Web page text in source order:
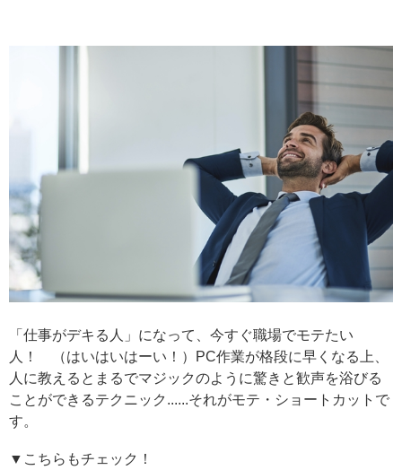
「仕事がデキる人」になって、今すぐ職場でモテたい
人！ （はいはいはーい！）PC作業が格段に早くなる上、
人に教えるとまるでマジックのように驚きと歓声を浴びる
ことができるテクニック......それがモテ・ショートカットで
す。
▼こちらもチェック！